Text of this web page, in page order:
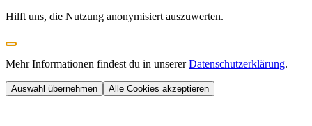
Hilft uns, die Nutzung anonymisiert auszuwerten.
Mehr Informationen findest du in unserer Datenschutzerklärung.
Auswahl übernehmen Alle Cookies akzeptieren